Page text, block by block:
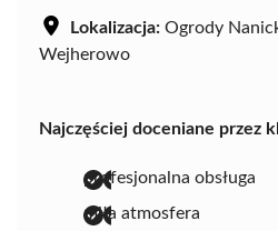
Lokalizacja: Ogrody
Wejherowo
Najczęściej doceniane przez
profesjonalna obsługa
miła atmosfera